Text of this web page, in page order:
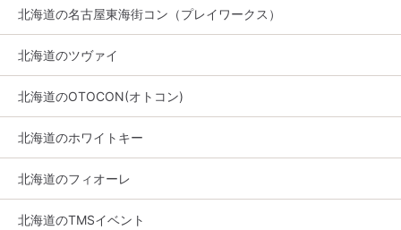
北海道の名古屋東海街コン（プレイワークス）
北海道のツヴァイ
北海道のOTOCON(オトコン)
北海道のホワイトキー
北海道のフィオーレ
北海道のTMSイベント